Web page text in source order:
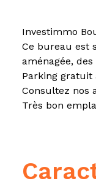
Investimmo
Ce bureau est
aménagée,
Parking gratuit
Consultez nos
Très bon